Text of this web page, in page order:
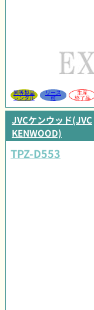
同等製品
レンタル
リース
可
生産
終了品
JVCケンウッド(JVC
KENWOOD)
TPZ-D553